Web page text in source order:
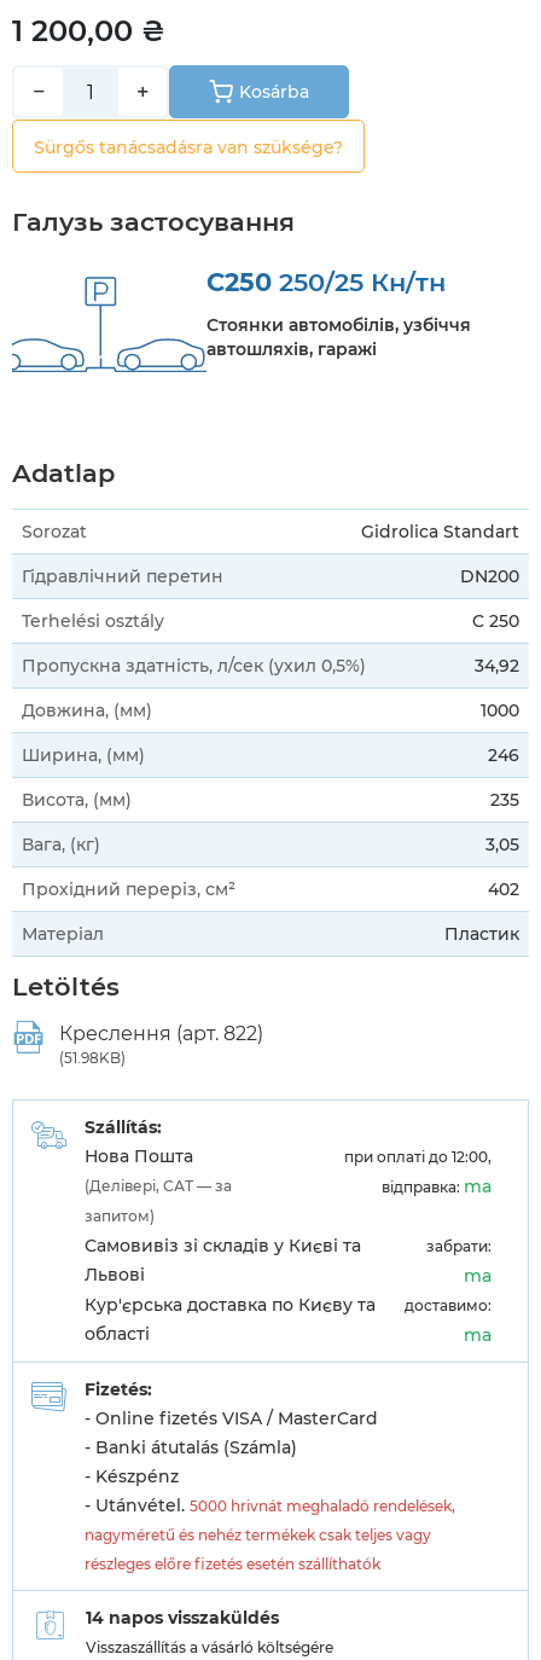
1 200,00 ₴
− + Kosárba
Sürgős tanácsadásra van szüksége?
Галузь застосування
C250 250/25 Кн/тн
Стоянки автомобілів, узбіччя
автошляхів, гаражі
Adatlap
Sorozat Gidrolica Standart
Гідравлічний перетин DN200
Terhelési osztály C 250
Пропускна здатність, л/сек (ухил 0,5%) 34,92
Довжина, (мм) 1000
Ширина, (мм) 246
Висота, (мм) 235
Вага, (кг) 3,05
Прохідний переріз, см² 402
Матеріал Пластик
Letöltés
Креслення (арт. 822)
(51.98KB)
Szállítás:
Нова Пошта
(Делівері, САТ — за
запитом)
при оплаті до 12:00,
відправка: ma
Самовивіз зі складів у Києві та
Львові
забрати:
ma
Кур'єрська доставка по Києву та
області
доставимо:
ma
Fizetés:
- Online fizetés VISA / MasterCard
- Banki átutalás (Számla)
- Készpénz
- Utánvétel. 5000 hrivnát meghaladó rendelések,
nagyméretű és nehéz termékek csak teljes vagy
részleges előre fizetés esetén szállíthatók
14 napos visszaküldés
Visszaszállítás a vásárló költségére